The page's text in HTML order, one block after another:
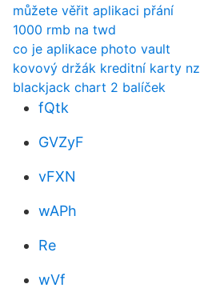
můžete věřit aplikaci přání
1000 rmb na twd
co je aplikace photo vault
kovový držák kreditní karty nz
blackjack chart 2 balíček
fQtk
GVZyF
vFXN
wAPh
Re
wVf